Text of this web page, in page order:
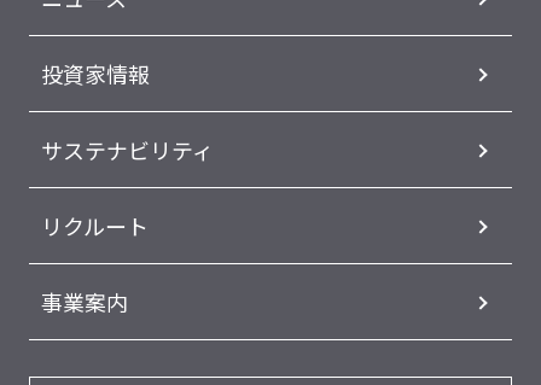
投資家情報
サステナビリティ
リクルート
事業案内